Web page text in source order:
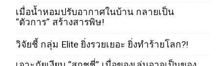
เมื่อน้ำหอมปรับอากาศในบ้าน กลายเป็น
“ตัวการ” สร้างสารพิษ!
วิจัยชี้ กลุ่ม Elite ยิ่งรวยเยอะ ยิ่งทำร้ายโลก?!